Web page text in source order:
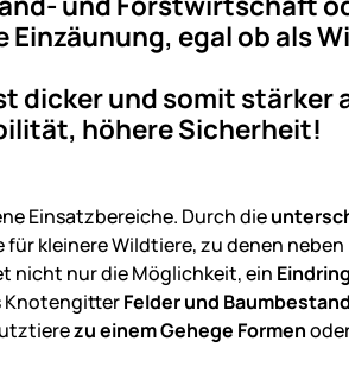
egal ob als
dicker und somit stärker
höhere Sicherheit!
Einsatzbereiche. Durch die
kleinere Wildtiere, zu denen
nicht nur die Möglichkeit, ein
KnotengitterFelder und
zu einem Gehege Formen